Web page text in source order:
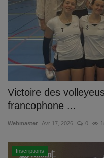
Victoire des
francophone ...
Webmaster Avr 17, 2026 0
Inscriptions